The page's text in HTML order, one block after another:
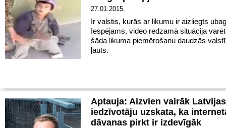
27.01.2015.
Ir valstis, kurās ar likumu ir aizliegts
Iespējams, video redzamā situācija
šāda likuma piemērošanu daudzās
ļauts.
Aptauja: Aizvien vairāk Latvijas
iedzīvotāju uzskata, ka
dāvanas pirkt ir izdevīgāk